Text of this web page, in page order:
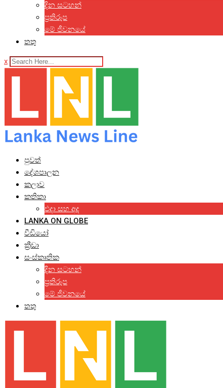
දින සටහන්
ප්‍රතිරූප
මේ ජීවනයේ
තතු
x
පුවත්
දේශපාලන
කලාව
කතිකා
එදා සහ අද
LANKA ON GLOBE
වීඩියෝ
ක්‍රීඩා
සංස්කෘතික
දින සටහන්
ප්‍රතිරූප
මේ ජීවනයේ
තතු